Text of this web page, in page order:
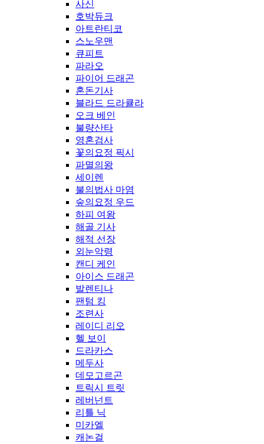
사신
호박듀크
아트란티코
스노우맨
큐피트
파라오
파이어 드래곤
혼돈기사
블라드 드라큘라
오크 베인
불량산타
영혼검사
꽃의요정 픽시
파멸의왕
세이렌
불의법사 마염
숲의요정 우드
하피 여왕
해골 기사
해적 선장
외눈악령
캔디 케인
아이스 드래곤
발렌티나
팬텀 킹
조련사
레이디 리오
헬 보이
드라카스
메두사
데모고르곤
트릭시 트릿
레버넌트
리틀 닉
미카엘
캐논걸